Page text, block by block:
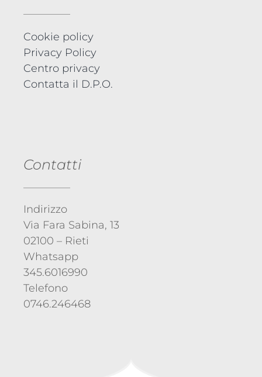
Cookie policy
Privacy Policy
Centro privacy
Contatta il D.P.O.
Contatti
Indirizzo
Via Fara Sabina, 13
02100 – Rieti
Whatsapp
345.6016990
Telefono
0746.246468